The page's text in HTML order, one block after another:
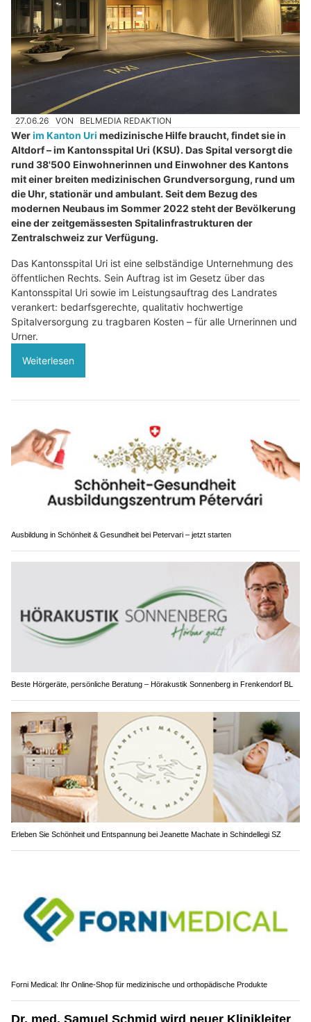
27.06.26 VON BELMEDIA REDAKTION
Werim Kanton Uri medizinische Hilfe braucht, findet sie in
Altdorf – im Kantonsspital Uri (KSU). Das Spital versorgt die
rund 38'500 Einwohnerinnen und Einwohner des Kantons
mit einer breiten medizinischen Grundversorgung, rund um
die Uhr, stationär und ambulant. Seit dem Bezug des
modernen Neubaus im Sommer 2022 steht der Bevölkerung
eine der zeitgemässesten Spitalinfrastrukturen der
Zentralschweiz zur Verfügung.
Das Kantonsspital Uri ist eine selbständige Unternehmung des
öffentlichen Rechts. Sein Auftrag ist im Gesetz über das
Kantonsspital Uri sowie im Leistungsauftrag des Landrates
verankert: bedarfsgerechte, qualitativ hochwertige
Spitalversorgung zu tragbaren Kosten – für alle Urnerinnen und
Urner.
Weiterlesen
Ausbildung in Schönheit & Gesundheit bei Petervari – jetzt starten
Beste Hörgeräte, persönliche Beratung – Hörakustik Sonnenberg in Frenkendorf BL
Erleben Sie Schönheit und Entspannung bei Jeanette Machate in Schindellegi SZ
Forni Medical: Ihr Online-Shop für medizinische und orthopädische Produkte
Dr. med. Samuel Schmid wird neuer Klinikleiter